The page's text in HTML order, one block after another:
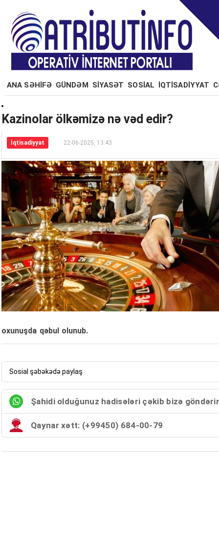
ANA SƏHİFƏ GÜNDƏM SİYASƏT SOSİAL İQTİSADİYYAT
Kazinolar ölkəmizə nə vəd edir?
İqtisadiyyat 22-06-2025, 13:43
oxunuşda qəbul olunub.
Sosial şəbəkədə paylaş
Şahidi olduğunuz hadisələri çəkib bizə
Qaynar xətt: (+99450) 684-00-79